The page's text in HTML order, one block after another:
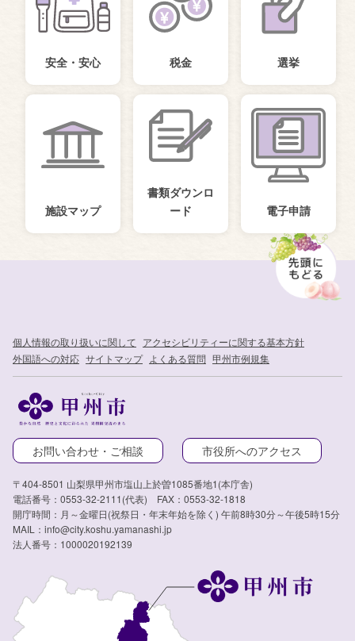
安全・安心 税金 選挙
施設マップ
書類ダウンロ
ード
電子申請
個人情報の取り扱いに関して アクセシビリティーに関する基本方針
外国語への対応 サイトマップ よくある質問 甲州市例規集
お問い合わせ・ご相談 市役所へのアクセス
〒404-8501 山梨県甲州市塩山上於曽1085番地1(本庁舎)
電話番号：0553-32-2111(代表) FAX：0553-32-1818
開庁時間：月～金曜日(祝祭日・年末年始を除く) 午前8時30分～午後5時15分
MAIL：info@city.koshu.yamanashi.jp
法人番号：1000020192139